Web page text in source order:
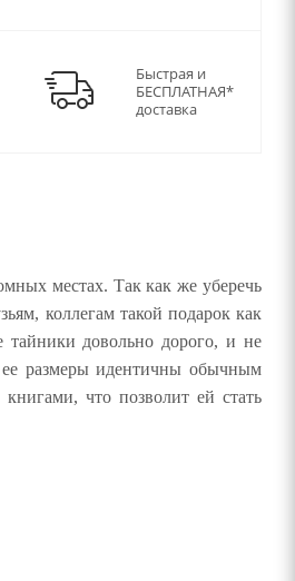
Быстрая и
БЕСПЛАТНАЯ*
доставка
местах. Так как же уберечь
коллегам такой подарок как
тайники довольно дорого, и не
размеры идентичны обычным
что позволит ей стать